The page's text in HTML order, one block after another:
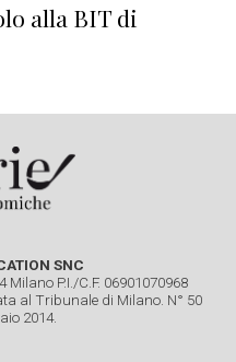
alla BIT di
SNC
P.I./C.F. 06901070968
al Tribunale di Milano. N° 50
2014.